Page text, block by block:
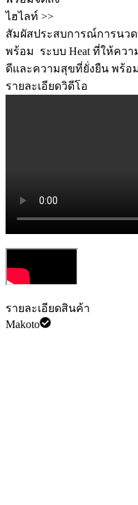
ไฮไลท์ >>
สัมผัสประสบการณ์การนวด
พร้อม ️ ระบบ Heat ที่ให้คว
ดีและความสุขที่ยั่งยืน พร้
รายละเอียดวิดีโอ
รายละเอียดสินค้า
Makoto